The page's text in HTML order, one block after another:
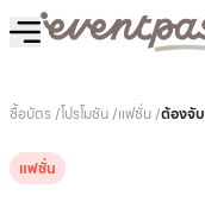
ซื้อบัตร /โปรโมชัน/แฟชั่น/ต้องจั
แฟชั่น